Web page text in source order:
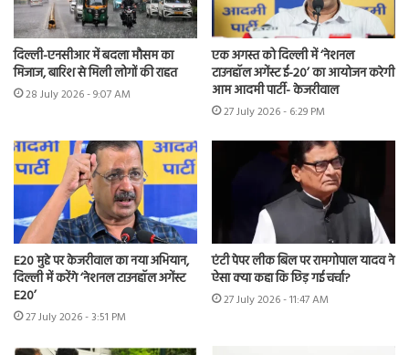
दिल्ली-एनसीआर में बदला मौसम का
मिजाज, बारिश से मिली लोगों की राहत
28 July 2026 - 9:07 AM
एक अगस्त को दिल्ली में ‘नेशनल
टाउनहॉल अगेंस्ट ई-20’ का आयोजन करेगी
आम आदमी पार्टी- केजरीवाल
27 July 2026 - 6:29 PM
E20 मुद्दे पर केजरीवाल का नया अभियान,
दिल्ली में करेंगे ‘नेशनल टाउनहॉल अगेंस्ट
E20’
27 July 2026 - 3:51 PM
एंटी पेपर लीक बिल पर रामगोपाल यादव ने
ऐसा क्या कहा कि छिड़ गई चर्चा?
27 July 2026 - 11:47 AM